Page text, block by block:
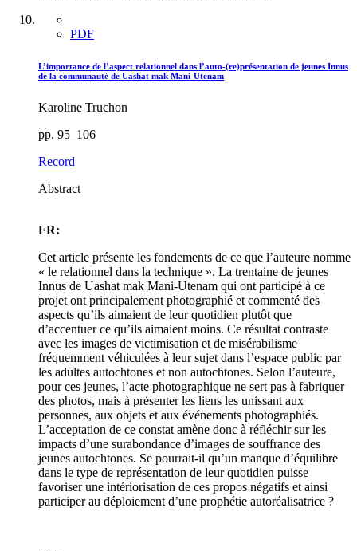
PDF
L’importance de l’aspect relationnel dans l’auto-(re)présentation de jeunes Innus
de la communauté de Uashat mak Mani-Utenam
Karoline Truchon
pp. 95–106
Record
Abstract
FR:
Cet article présente les fondements de ce que l’auteure nomme
« le relationnel dans la technique ». La trentaine de jeunes
Innus de Uashat mak Mani-Utenam qui ont participé à ce
projet ont principalement photographié et commenté des
aspects qu’ils aimaient de leur quotidien plutôt que
d’accentuer ce qu’ils aimaient moins. Ce résultat contraste
avec les images de victimisation et de misérabilisme
fréquemment véhiculées à leur sujet dans l’espace public par
les adultes autochtones et non autochtones. Selon l’auteure,
pour ces jeunes, l’acte photographique ne sert pas à fabriquer
des photos, mais à présenter les liens les unissant aux
personnes, aux objets et aux événements photographiés.
L’acceptation de ce constat amène donc à réfléchir sur les
impacts d’une surabondance d’images de souffrance des
jeunes autochtones. Se pourrait-il qu’un manque d’équilibre
dans le type de représentation de leur quotidien puisse
favoriser une intériorisation de ces propos négatifs et ainsi
participer au déploiement d’une prophétie autoréalisatrice ?